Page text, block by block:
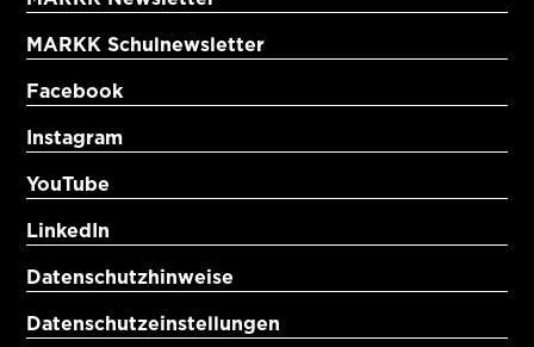
MARKK Schulnewsletter
Facebook
Instagram
YouTube
LinkedIn
Datenschutzhinweise
Datenschutzeinstellungen